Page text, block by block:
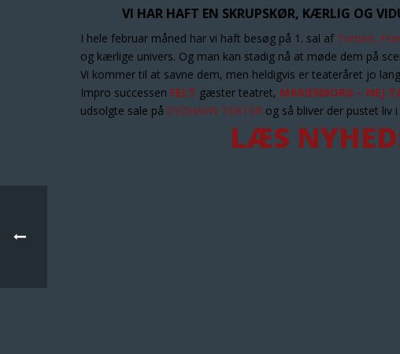
VI HAR HAFT EN SKRUPSKØR, KÆRLIG OG
I hele februar måned har vi haft besøg på 1. sal af Torben,
og kærlige univers. Og man kan stadig nå at møde dem på
Vi kommer til at savne dem, men heldigvis er teateråret jo
Impro successen FELT gæster teatret, MARIENBORG – NEJ
udsolgte sale på SYDHAVN TEATER og så bliver der pustet liv i
LÆS